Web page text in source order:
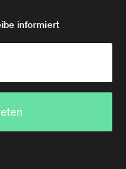
informiert